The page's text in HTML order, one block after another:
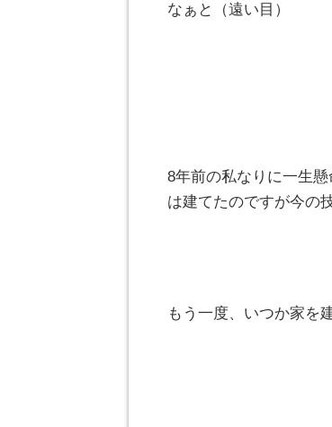
なぁと（遠い目）
8年前の私なりに一生懸
は建てたのですが今の
もう一度、いつか家を